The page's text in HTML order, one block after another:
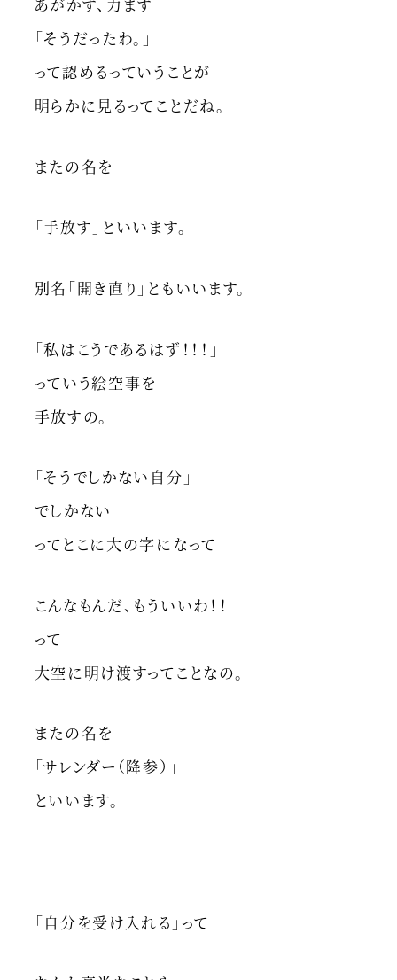
「そうだったわ。」
って認めるっていうことが
明らかに見るってことだね。
またの名を
「手放す」といいます。
別名「開き直り」ともいいます。
「私はこうであるはず！！！」
っていう絵空事を
手放すの。
「そうでしかない自分」
でしかない
ってとこに大の字になって
こんなもんだ、もういいわ！！
って
大空に明け渡すってことなの。
またの名を
「サレンダー（降参）」
といいます。
「自分を受け入れる」って